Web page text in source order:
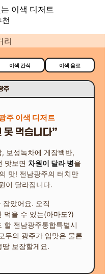
이색 디저트
리 — 모두의 광주
이색 간식 이색 음료
주
주 이색 디저트
못 먹습니다”
보성녹차에 게장백반,
맛보면 차원이 달라 병을
맛! 전남광주의 터치만
이 달라집니다.
잡았어요. 오직
먹을 수 있는(아마도?)
할 전남광주통합특별시
두의 광주가 입맛은 물론
땅 보장할게요.